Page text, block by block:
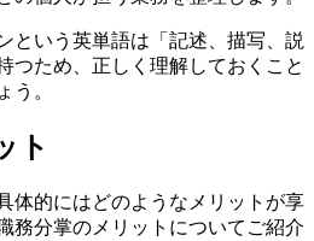
という英単語は「記述、描写、説
つため、正しく理解しておくこと
う。
ト
体的にはどのようなメリットが享
務分掌のメリットについてご紹介